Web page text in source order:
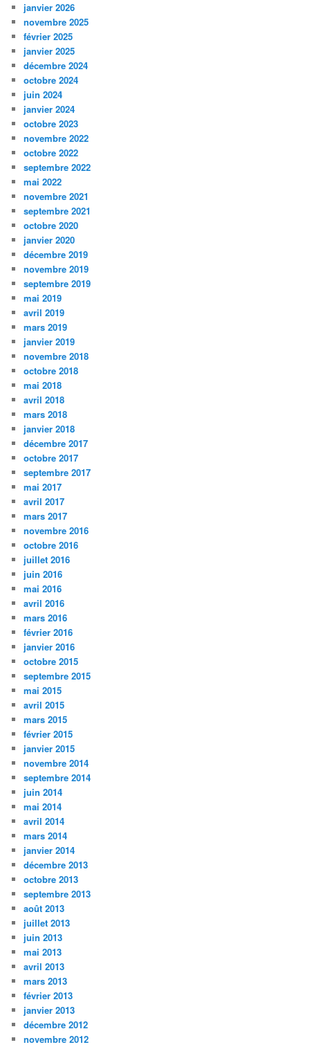
janvier 2026
novembre 2025
février 2025
janvier 2025
décembre 2024
octobre 2024
juin 2024
janvier 2024
octobre 2023
novembre 2022
octobre 2022
septembre 2022
mai 2022
novembre 2021
septembre 2021
octobre 2020
janvier 2020
décembre 2019
novembre 2019
septembre 2019
mai 2019
avril 2019
mars 2019
janvier 2019
novembre 2018
octobre 2018
mai 2018
avril 2018
mars 2018
janvier 2018
décembre 2017
octobre 2017
septembre 2017
mai 2017
avril 2017
mars 2017
novembre 2016
octobre 2016
juillet 2016
juin 2016
mai 2016
avril 2016
mars 2016
février 2016
janvier 2016
octobre 2015
septembre 2015
mai 2015
avril 2015
mars 2015
février 2015
janvier 2015
novembre 2014
septembre 2014
juin 2014
mai 2014
avril 2014
mars 2014
janvier 2014
décembre 2013
octobre 2013
septembre 2013
août 2013
juillet 2013
juin 2013
mai 2013
avril 2013
mars 2013
février 2013
janvier 2013
décembre 2012
novembre 2012